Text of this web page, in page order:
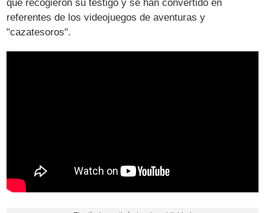
que recogieron su testigo y se han convertido en
referentes de los videojuegos de aventuras y
"cazatesoros".